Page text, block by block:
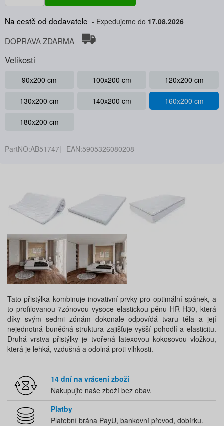
Na cestě od dodavatele Expedujeme do 17.08.2026
DOPRAVA ZDARMA
Velikosti
90x200 cm 100x200 cm 120x200 cm
130x200 cm 140x200 cm 160x200 cm
180x200 cm
PartNO:AB51747 EAN:5905326080208
Tato přistýlka kombinuje inovativní prvky pro optimální spánek, a
to profilovanou 7zónovou vysoce elastickou pěnu HR H30, která
díky svým sedmi zónám dokonale odpovídá tvaru těla a její
nejednotná buněčná struktura zajišťuje vyšší pohodlí a elasticitu.
Druhá vrstva přistýlky je tvořená latexovou kokosovou vložkou,
která je lehká, vzdušná a odolná proti vlhkosti.
14 dní na vrácení zboží
Nakupujte naše zboží bez obav.
Platby
Platební brána PayU, bankovní převod, dobírku.